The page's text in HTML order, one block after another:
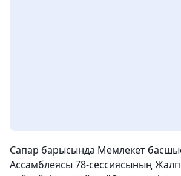
Сапар барысында Мемлекет
Ассамблеясы 78-сессиясының